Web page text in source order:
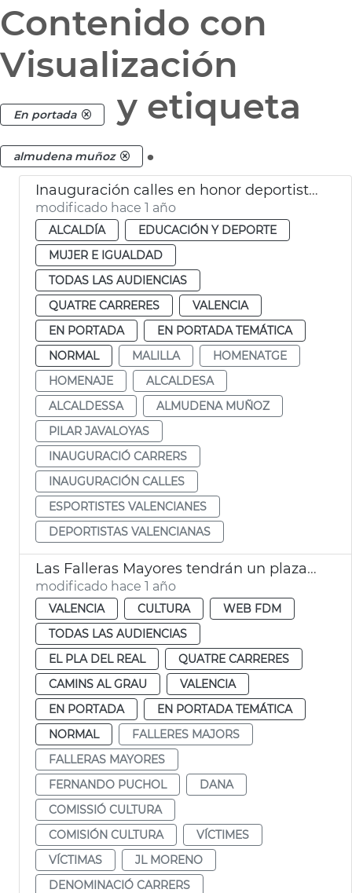
Contenido con
Visualización
En portada y etiqueta
almudena muñoz .
Inauguración calles en honor deportistas valencianas
modificado hace 1 año
ALCALDÍA
EDUCACIÓN Y DEPORTE
MUJER E IGUALDAD
TODAS LAS AUDIENCIAS
QUATRE CARRERES
VALENCIA
EN PORTADA
EN PORTADA TEMÁTICA
NORMAL
MALILLA
HOMENATGE
HOMENAJE
ALCALDESA
ALCALDESSA
ALMUDENA MUÑOZ
PILAR JAVALOYAS
INAUGURACIÓ CARRERS
INAUGURACIÓN CALLES
ESPORTISTES VALENCIANES
DEPORTISTAS VALENCIANAS
Las Falleras Mayores tendrán un plaza en su honor
modificado hace 1 año
VALENCIA CULTURA
WEB FDM
TODAS LAS AUDIENCIAS
EL PLA DEL REAL
QUATRE CARRERES
CAMINS AL GRAU
VALENCIA
EN PORTADA
EN PORTADA TEMÁTICA
NORMAL
FALLERES MAJORS
FALLERAS MAYORES
FERNANDO PUCHOL
DANA
COMISSIÓ CULTURA
COMISIÓN CULTURA
VÍCTIMES
VÍCTIMAS
JL MORENO
DENOMINACIÓ CARRERS